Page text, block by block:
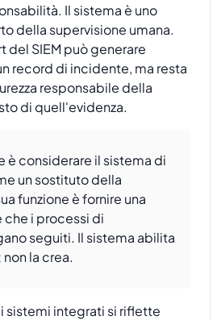
Il sistema è uno
della supervisione umana.
del SIEM può generare
record di incidente, ma resta
responsabile della
di quell'evidenza.
è considerare il sistema di
un sostituto della
funzione è fornire una
i processi di
seguiti. Il sistema abilita
la crea.
sistemi integrati si riflette